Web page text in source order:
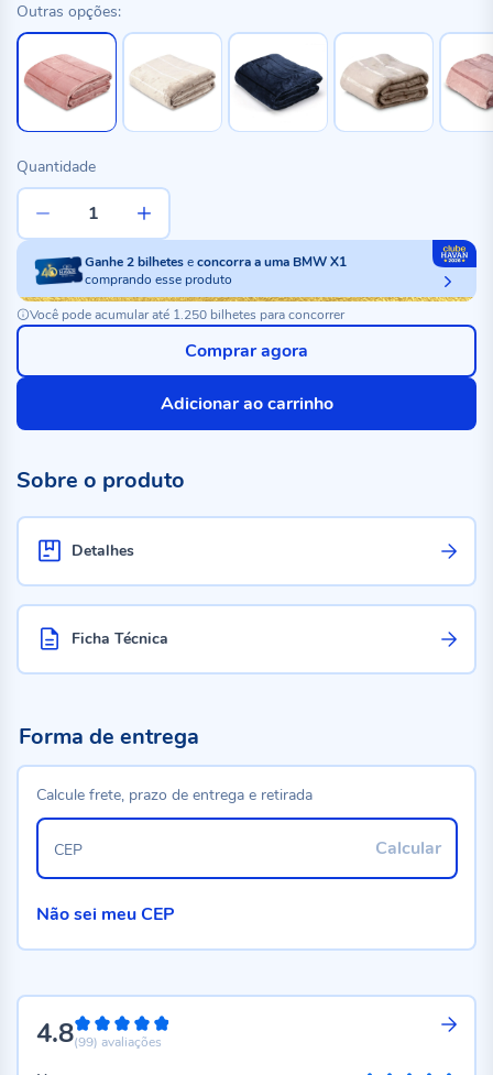
Outras opções:
Quantidade
Ganhe2bilheteseconcorra a uma BMW X1
comprando esse produto
Você pode acumular até 1.250 bilhetes para concorrer
Adicionar ao carrinho
Comprar agora
Sobre o produto
Detalhes
Ficha Técnica
4.896%
(99) avaliações
Forma de entrega
Calcule frete, prazo de entrega e retirada
Calcular
CEP
Não sei meu CEP